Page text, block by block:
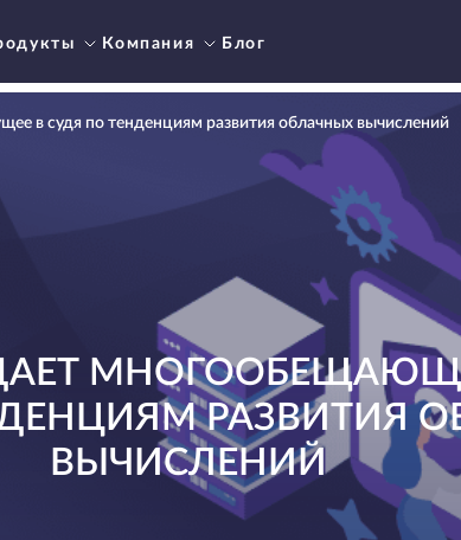
Компания Блог
в судя по тенденциям развития облачных вычислений
РАЗВИТИЯ
ВЫЧИСЛЕНИЙ